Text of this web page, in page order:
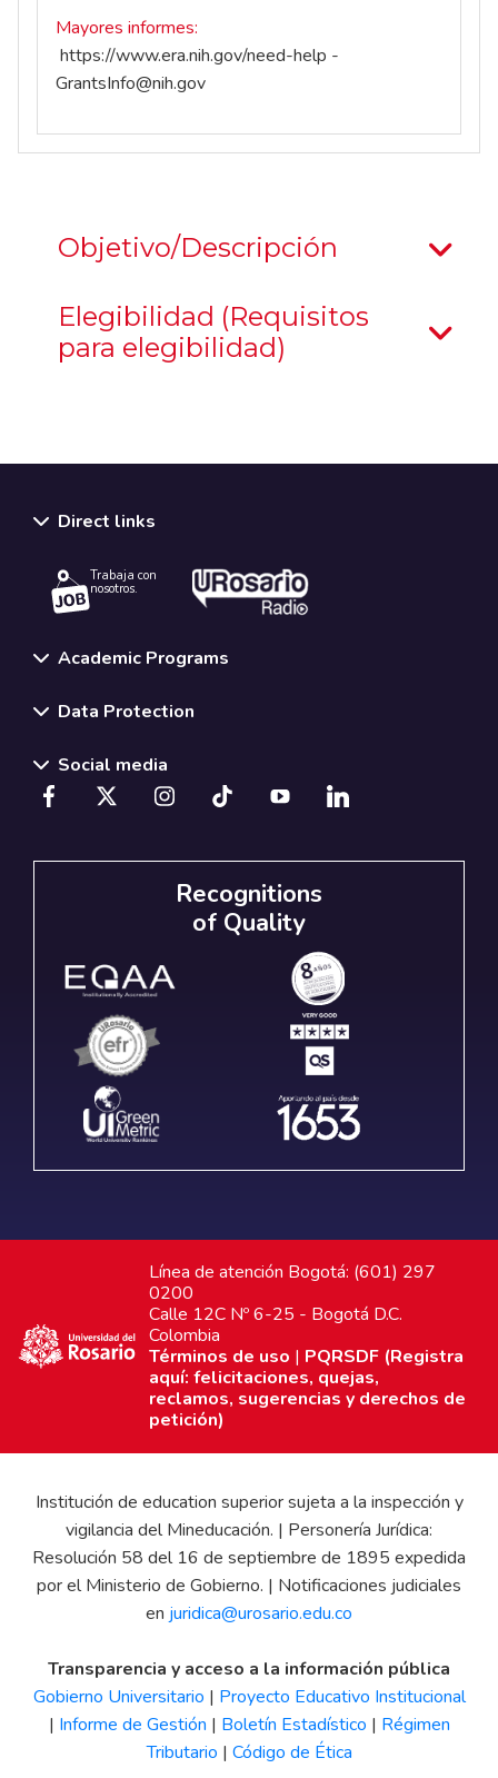
Mayores informes
https://www.era.nih.gov/need-help -
GrantsInfo@nih.gov
Objetivo/Descripción
Elegibilidad (Requisitos
para elegibilidad)
Direct links
Trabaja con
nosotros.
Academic Programs
Data Protection
Social media
Recognitions
of Quality
Línea de atención Bogotá: (601) 297
0200
Calle 12C Nº 6-25 - Bogotá D.C.
Colombia
Términos de uso | PQRSDF (Registra
aquí: felicitaciones, quejas,
reclamos, sugerencias y derechos de
petición)
Institución de education superior sujeta a la inspección y
vigilancia del Mineducación. | Personería Jurídica:
Resolución 58 del 16 de septiembre de 1895 expedida
por el Ministerio de Gobierno. | Notificaciones judiciales
en juridica@urosario.edu.co
Transparencia y acceso a la información pública
Gobierno Universitario | Proyecto Educativo Institucional
| Informe de Gestión | Boletín Estadístico | Régimen
Tributario | Código de Ética